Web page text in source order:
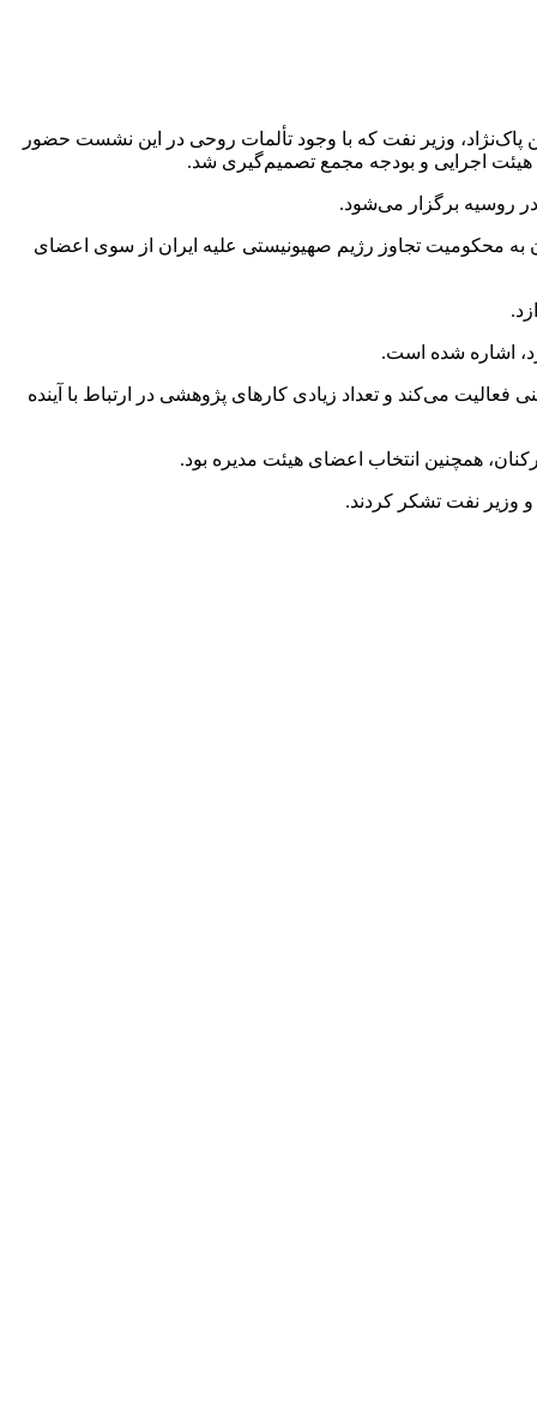
وزیر نفت که با وجود تألمات روحی در این نشست حضور
اجرایی و بودجه مجمع تصمیم‌گیری شد.
به محکومیت تجاوز رژیم صهیونیستی علیه ایران از سوی اعضای
اشاره شده است.
می‌کند و تعداد زیادی کارهای پژوهشی در ارتباط با آینده
همچنین انتخاب اعضای هیئت مدیره بود.
وزیر نفت تشکر کردند.